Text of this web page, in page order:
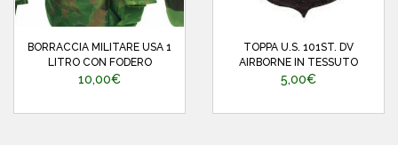
BORRACCIA MILITARE USA 1
LITRO CON FODERO
10,00€
TOPPA U.S. 101ST. DV
AIRBORNE IN TESSUTO
5,00€